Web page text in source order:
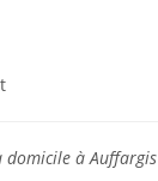
domicile à Auffargis